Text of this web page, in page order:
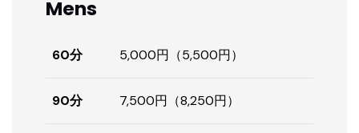
Mens
60分 5,000円（5,500円）
90分 7,500円（8,250円）